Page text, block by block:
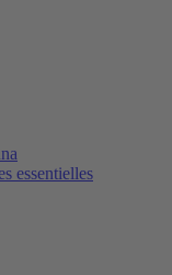
essentielles